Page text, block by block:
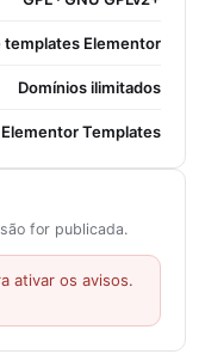
templates Elementor
Domínios ilimitados
Elementor Templates
for publicada.
ativar os avisos.